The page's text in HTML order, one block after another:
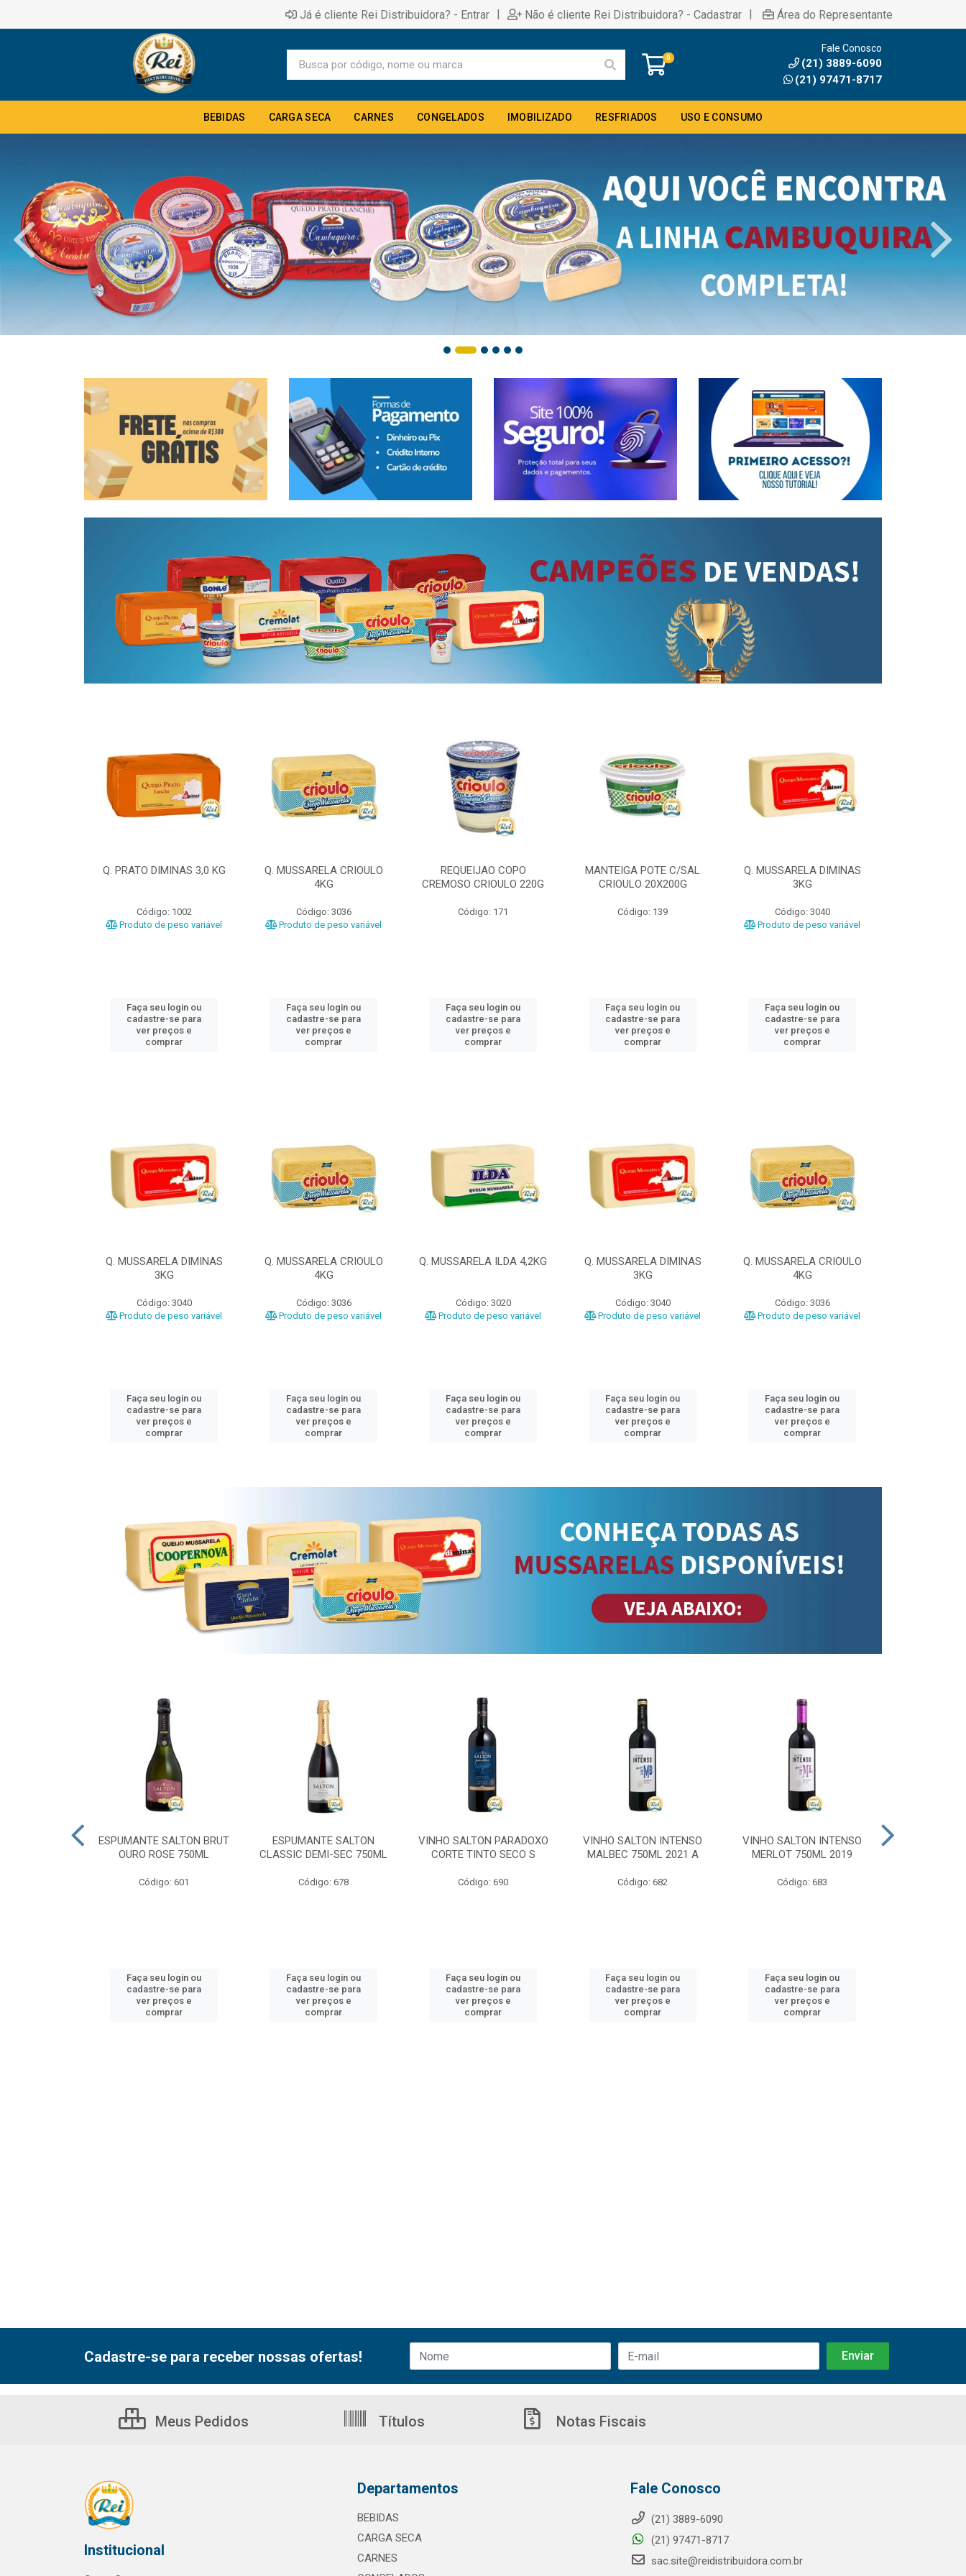
Já é cliente Rei Distribuidora? - Entrar | Não é cliente Rei Distribuidora? - Cadastrar | Área do Representante
0
Fale Conosco
(21) 3889-6090
(21) 97471-8717
BEBIDAS CARGA SECA CARNES CONGELADOS IMOBILIZADO RESFRIADOS USO E CONSUMO
Q. PRATO DIMINAS 3,0 KG
Código: 1002
Produto de peso variável
Faça seu login ou
cadastre-se para
ver preços e
comprar
Q. MUSSARELA CRIOULO
4KG
Código: 3036
Produto de peso variável
Faça seu login ou
cadastre-se para
ver preços e
comprar
REQUEIJAO COPO
CREMOSO CRIOULO 220G
Código: 171
Faça seu login ou
cadastre-se para
ver preços e
comprar
MANTEIGA POTE C/SAL
CRIOULO 20X200G
Código: 139
Faça seu login ou
cadastre-se para
ver preços e
comprar
Q. MUSSARELA DIMINAS
3KG
Código: 3040
Produto de peso variável
Faça seu login ou
cadastre-se para
ver preços e
comprar
Q. MUSSARELA DIMINAS
3KG
Código: 3040
Produto de peso variável
Faça seu login ou
cadastre-se para
ver preços e
comprar
Q. MUSSARELA CRIOULO
4KG
Código: 3036
Produto de peso variável
Faça seu login ou
cadastre-se para
ver preços e
comprar
Q. MUSSARELA ILDA 4,2KG
Código: 3020
Produto de peso variável
Faça seu login ou
cadastre-se para
ver preços e
comprar
Q. MUSSARELA DIMINAS
3KG
Código: 3040
Produto de peso variável
Faça seu login ou
cadastre-se para
ver preços e
comprar
Q. MUSSARELA CRIOULO
4KG
Código: 3036
Produto de peso variável
Faça seu login ou
cadastre-se para
ver preços e
comprar
ESPUMANTE SALTON BRUT
OURO ROSE 750ML
Código: 601
Faça seu login ou
cadastre-se para
ver preços e
comprar
ESPUMANTE SALTON
CLASSIC DEMI-SEC 750ML
Código: 678
Faça seu login ou
cadastre-se para
ver preços e
comprar
VINHO SALTON PARADOXO
CORTE TINTO SECO S
Código: 690
Faça seu login ou
cadastre-se para
ver preços e
comprar
VINHO SALTON INTENSO
MALBEC 750ML 2021 A
Código: 682
Faça seu login ou
cadastre-se para
ver preços e
comprar
VINHO SALTON INTENSO
MERLOT 750ML 2019
Código: 683
Faça seu login ou
cadastre-se para
ver preços e
comprar
Cadastre-se para receber nossas ofertas!
Meus Pedidos Títulos Notas Fiscais
Institucional
Departamentos
BEBIDAS
CARGA SECA
CARNES
Fale Conosco
(21) 3889-6090
(21) 97471-8717
sac.site@reidistribuidora.com.br